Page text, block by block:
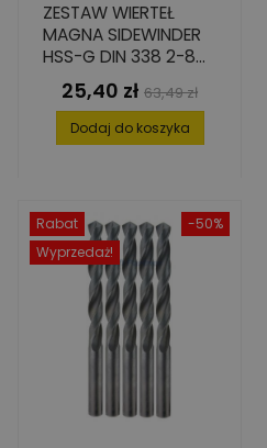
ZESTAW WIERTEŁ
MAGNA SIDEWINDER
HSS-G DIN 338 2-8
MM 6 SZT.
Cena
25,40 zł Cena
podstawowa
63,49 zł
Dodaj do koszyka
-50%
Rabat
Wyprzedaż!